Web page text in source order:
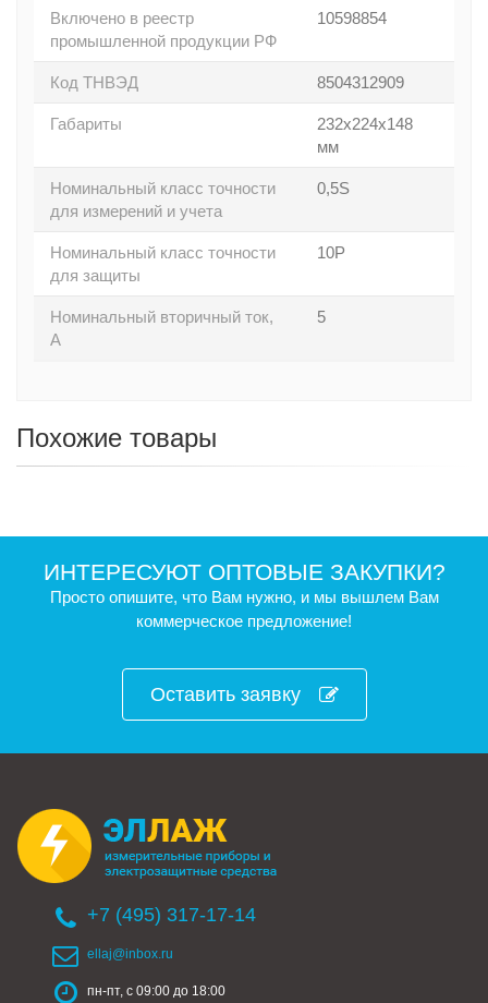
Включено в реестр
промышленной продукции РФ
10598854
Код ТНВЭД 8504312909
Габариты
232х224х148
мм
Номинальный класс точности
для измерений и учета
0,5S
Номинальный класс точности
для защиты
10Р
Номинальный вторичный ток,
А
5
Похожие товары
ИНТЕРЕСУЮТ ОПТОВЫЕ ЗАКУПКИ?
Просто опишите, что Вам нужно, и мы вышлем Вам
коммерческое предложение!
Оставить заявку
+7 (495) 317-17-14
ellaj@inbox.ru
пн-пт, с 09:00 до 18:00